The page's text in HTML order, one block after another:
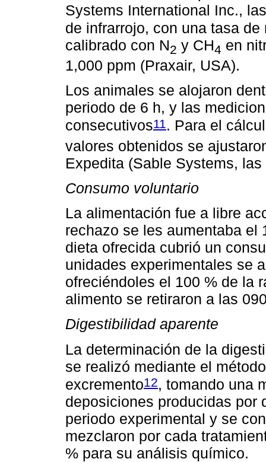
Systems International Inc.,
de infrarrojo, con una tasa
calibrado con N2 y CH4 en
1,000 ppm (Praxair, USA).
Los animales se alojaron
periodo de 6 h, y las
consecutivos11 . Para el
valores obtenidos se
Expedita (Sable Systems,
Consumo voluntario
La alimentación fue a libre
rechazo se les aumentaba el
dieta ofrecida cubrió un
unidades experimentales se
ofreciéndoles el 100 % de la
alimento se retiraron a las
Digestibilidad aparente
La determinación de la
se realizó mediante el
excremento12, tomando una
deposiciones producidas
periodo experimental y se
mezclaron por cada
% para su análisis químico.